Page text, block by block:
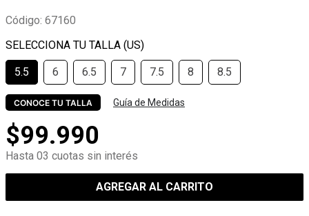
Código: 67160
5.5 6 6.5 7 7.5 8 8.5
CONOCE TU TALLA Guía de Medidas
$99.990
Hasta 03 cuotas sin interés
AGREGAR AL CARRITO